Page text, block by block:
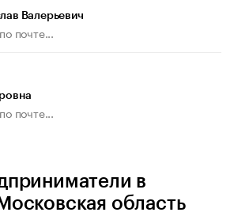
Валерьевич
почте...
почте...
в
область